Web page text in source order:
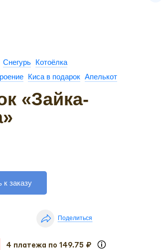
Снегурь Котоёлка
Киса в подарок Апелькот
«Зайка-
к заказу
Поделиться
4 платежа по 149.75 ₽